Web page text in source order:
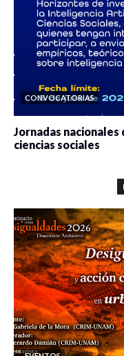
CONVOCATORIAS
Jornadas
ciencias sociales